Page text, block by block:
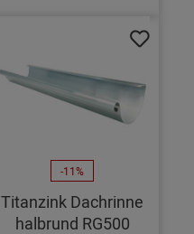
-11%
Titanzink Dachrinne
halbrund RG500